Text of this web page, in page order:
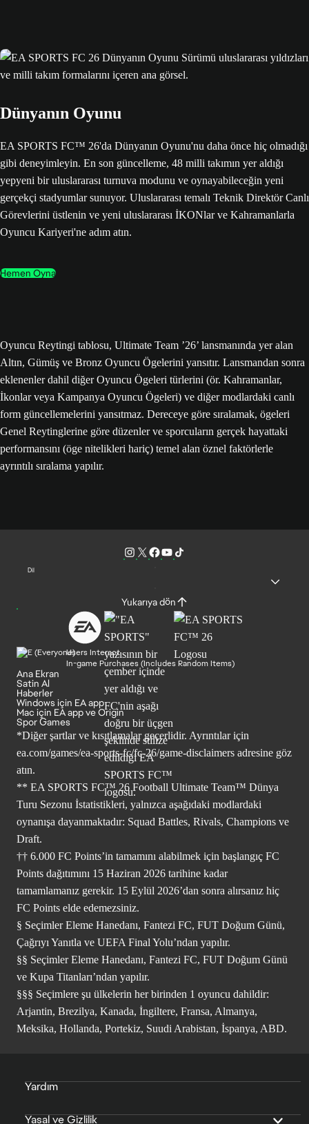
Dünyanın Oyunu
EA SPORTS FC™ 26'da Dünyanın Oyunu'nu daha önce hiç olmadığı
gibi deneyimleyin. En son güncelleme, 48 milli takımın yer aldığı
yepyeni bir uluslararası turnuva modunu ve oynayabileceğin yeni
gerçekçi stadyumlar sunuyor. Uluslararası temalı Teknik Direktör Canlı
Görevlerini üstlenin ve yeni uluslararası İKONlar ve Kahramanlarla
Oyuncu Kariyeri'ne adım atın.
Hemen Oyna
Oyuncu Reytingi tablosu, Ultimate Team ’26’ lansmanında yer alan
Altın, Gümüş ve Bronz Oyuncu Ögelerini yansıtır. Lansmandan sonra
eklenenler dahil diğer Oyuncu Ögeleri türlerini (ör. Kahramanlar,
İkonlar veya Kampanya Oyuncu Ögeleri) ve diğer modlardaki canlı
form güncellemelerini yansıtmaz. Dereceye göre sıralamak, ögeleri
Genel Reytinglerine göre düzenler ve sporcuların gerçek hayattaki
performansını (öge nitelikleri hariç) temel alan öznel faktörlerle
ayrıntılı sıralama yapılır.
Dil
Yukarıya dön
Users Interact
In-game Purchases (Includes Random Items)
Ana Ekran
Satin Al
Haberler
Windows için EA app
Mac için EA app ve Origin
Spor Games
*Diğer şartlar ve kısıtlamalar geçerlidir. Ayrıntılar için
ea.com/games/ea-sports-fc/fc-26/game-disclaimers adresine göz
atın.
** EA SPORTS FC™ 26 Football Ultimate Team™ Dünya
Turu Sezonu İstatistikleri, yalnızca aşağıdaki modlardaki
oynanışa dayanmaktadır: Squad Battles, Rivals, Champions ve
Draft.
†† 6.000 FC Points’in tamamını alabilmek için başlangıç FC
Points dağıtımını 15 Haziran 2026 tarihine kadar
tamamlamanız gerekir. 15 Eylül 2026’dan sonra alırsanız hiç
FC Points elde edemezsiniz.
§ Seçimler Eleme Hanedanı, Fantezi FC, FUT Doğum Günü,
Çağrıyı Yanıtla ve UEFA Final Yolu’ndan yapılır.
§§ Seçimler Eleme Hanedanı, Fantezi FC, FUT Doğum Günü
ve Kupa Titanları’ndan yapılır.
§§§ Seçimlere şu ülkelerin her birinden 1 oyuncu dahildir:
Arjantin, Brezilya, Kanada, İngiltere, Fransa, Almanya,
Meksika, Hollanda, Portekiz, Suudi Arabistan, İspanya, ABD.
Yardım
Yasal ve Gizlilik